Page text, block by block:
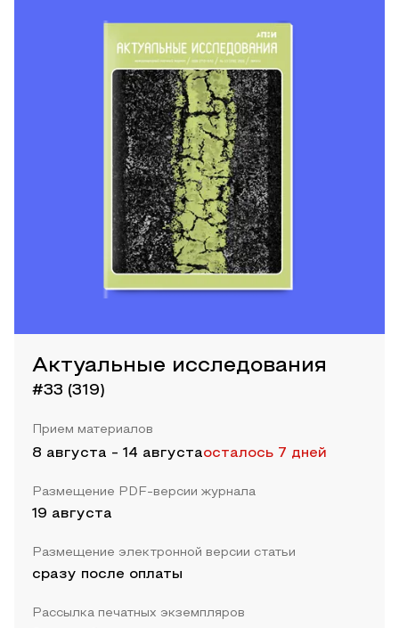
Актуальные исследования
#33 (319)
Прием материалов
8 августа - 14 августаосталось 7 дней
Размещение PDF-версии журнала
19 августа
Размещение электронной версии статьи
сразу после оплаты
Рассылка печатных экземпляров